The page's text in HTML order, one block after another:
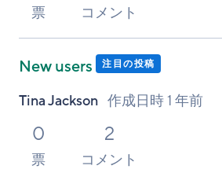
票 コメント
New users 注目の投稿
Tina Jackson 作成日時1 年前
0
票
2
コメント